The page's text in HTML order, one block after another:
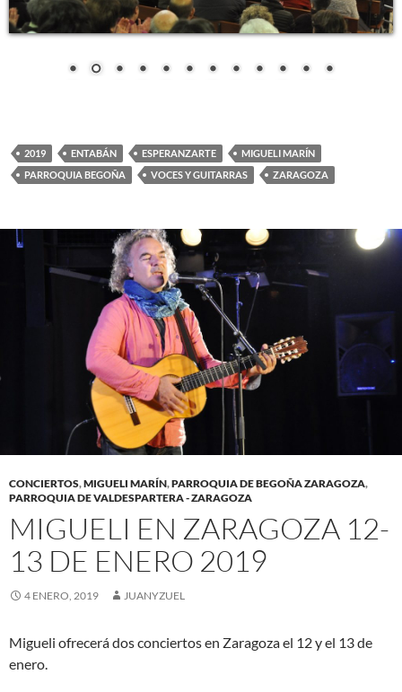
2019 ENTABÁN ESPERANZARTE
MIGUELI MARÍN
PARROQUIA BEGOÑA
VOCES Y GUITARRAS ZARAGOZA
CONCIERTOS,MIGUELI MARÍN,PARROQUIA DE BEGOÑA ZARAGOZA,
PARROQUIA DE VALDESPARTERA - ZARAGOZA
MIGUELI EN ZARAGOZA 12-
13 DE ENERO 2019
4 ENERO, 2019 JUANYZUEL
Migueli ofrecerá dos conciertos en Zaragoza el 12 y el 13 de
enero.